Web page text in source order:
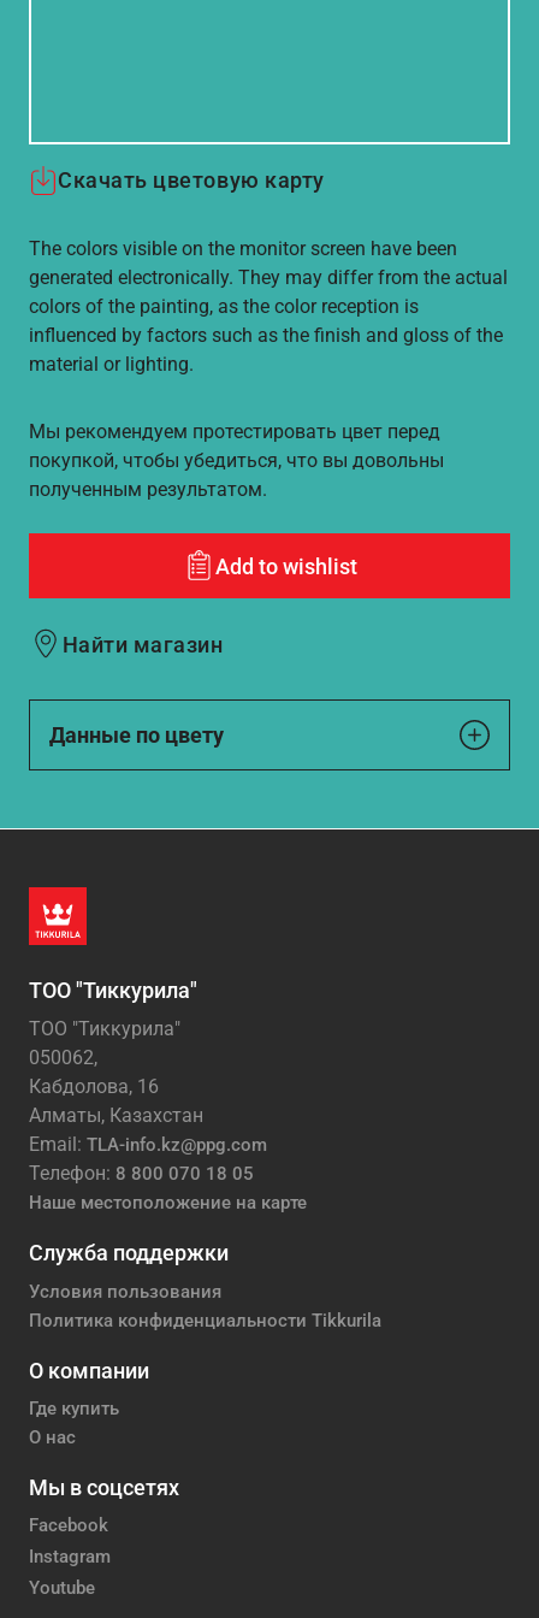
Скачать цветовую карту
The colors visible on the monitor screen have been
generated electronically. They may differ from the actual
colors of the painting, as the color reception is
influenced by factors such as the finish and gloss of the
material or lighting.
Мы рекомендуем протестировать цвет перед
покупкой, чтобы убедиться, что вы довольны
полученным результатом.
Add to wishlist
Найти магазин
Данные по цвету
ТОО "Тиккурила"
ТОО "Тиккурила"
050062,
Кабдолова, 16
Алматы, Казахстан
Email: TLA-info.kz@ppg.com
Телефон: 8 800 070 18 05
Наше местоположение на карте
Служба поддержки
Условия пользования
Политика конфиденциальности Tikkurila
О компании
Где купить
О нас
Мы в соцсетях
Facebook
Instagram
Youtube